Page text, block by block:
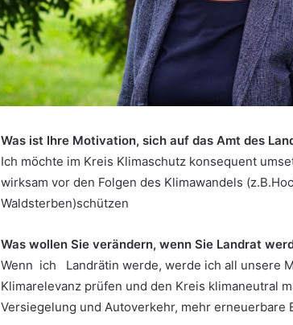
Was ist Ihre Motivation, sich auf das Amt des
Ich möchte im Kreis Klimaschutz konsequent
wirksam vor den Folgen des Klimawandels
Waldsterben)schützen
Was wollen Sie verändern, wenn Sie Landrat
Wenn ich Landrätin werde, werde ich all unsere
Klimarelevanz prüfen und den Kreis klimaneutral
Versiegelung und Autoverkehr, mehr erneuerbare